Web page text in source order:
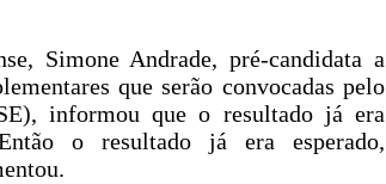
Simone Andrade, pré-candidata a
que serão convocadas pelo
informou que o resultado já era
o resultado já era esperado,